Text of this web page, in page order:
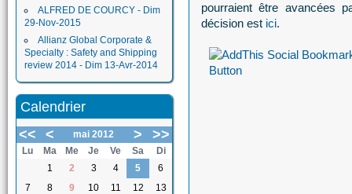
ALFRED DE COURCY - Dim
29-Nov-2015
Allianz Global Corporate &
Specialty : Safety and Shipping
review 2014 - Dim 13-Avr-2014
Calendrier
<<
< mai 2012 > >>
Lu Ma Me Je Ve Sa
Di
1
2 3 4 5
6
7
8 9 10 11 12
13
pourraient être avancées
décision est ici.